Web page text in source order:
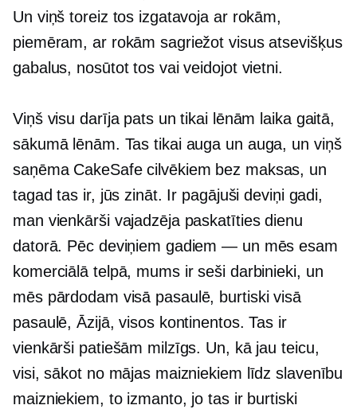
Un viņš toreiz tos izgatavoja ar rokām,
piemēram, ar rokām sagriežot visus atsevišķus
gabalus, nosūtot tos vai veidojot vietni.
Viņš visu darīja pats un tikai lēnām laika gaitā,
sākumā lēnām. Tas tikai auga un auga, un viņš
saņēma CakeSafe cilvēkiem bez maksas, un
tagad tas ir, jūs zināt. Ir pagājuši deviņi gadi,
man vienkārši vajadzēja paskatīties dienu
datorā. Pēc deviņiem gadiem — un mēs esam
komerciālā telpā, mums ir seši darbinieki, un
mēs pārdodam visā pasaulē, burtiski visā
pasaulē, Āzijā, visos kontinentos. Tas ir
vienkārši patiešām milzīgs. Un, kā jau teicu,
visi, sākot no mājas maizniekiem līdz slavenību
maizniekiem, to izmanto, jo tas ir burtiski